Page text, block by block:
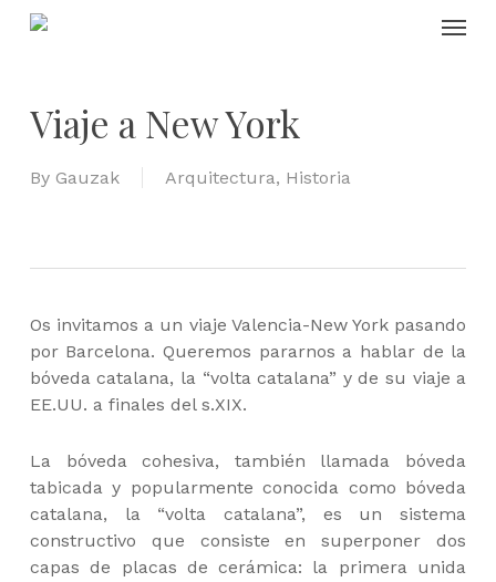
Skip
Viaje a New York
By Gauzak Arquitectura, Historia
Os invitamos a un viaje Valencia-New York pasando
por Barcelona. Queremos pararnos a hablar de la
bóveda catalana, la “volta catalana” y de su viaje a
EE.UU. a finales del s.XIX.
La bóveda cohesiva, también llamada bóveda
tabicada y popularmente conocida como bóveda
catalana, la “volta catalana”, es un sistema
constructivo que consiste en superponer dos
capas de placas de cerámica: la primera unida